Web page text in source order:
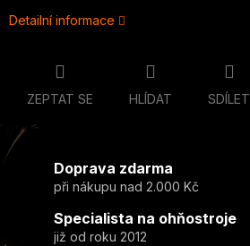
Detailní informace
ZEPTAT SE HLÍDAT SDÍLET
Doprava zdarma
při nákupu nad 2.000 Kč
Specialista na ohňostroje
již od roku 2012